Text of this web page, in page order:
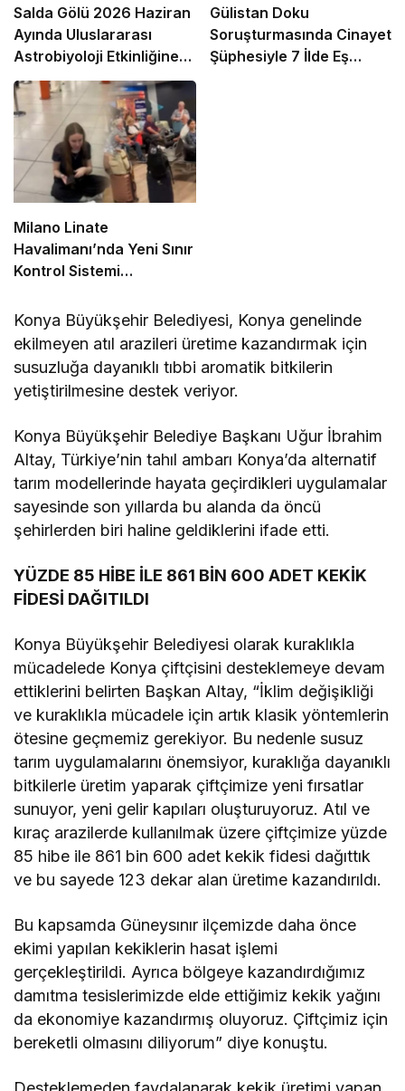
Salda Gölü 2026 Haziran
Ayında Uluslararası
Astrobiyoloji Etkinliğine
Ev Sahipliği Yapacak
Gülistan Doku
Soruşturmasında Cinayet
Şüphesiyle 7 İlde Eş
Milano Linate
Havalimanı’nda Yeni Sınır
Kontrol Sistemi
Konya Büyükşehir Belediyesi, Konya genelinde
ekilmeyen atıl arazileri üretime kazandırmak için
susuzluğa dayanıklı tıbbi aromatik bitkilerin
yetiştirilmesine destek veriyor.
Konya Büyükşehir Belediye Başkanı Uğur İbrahim
Altay, Türkiye’nin tahıl ambarı Konya’da alternatif
tarım modellerinde hayata geçirdikleri uygulamalar
sayesinde son yıllarda bu alanda da öncü
şehirlerden biri haline geldiklerini ifade etti.
YÜZDE 85 HİBE İLE 861 BİN 600 ADET KEKİK
FİDESİ DAĞITILDI
Konya Büyükşehir Belediyesi olarak kuraklıkla
mücadelede Konya çiftçisini desteklemeye devam
ettiklerini belirten Başkan Altay, “İklim değişikliği
ve kuraklıkla mücadele için artık klasik yöntemlerin
ötesine geçmemiz gerekiyor. Bu nedenle susuz
tarım uygulamalarını önemsiyor, kuraklığa dayanıklı
bitkilerle üretim yaparak çiftçimize yeni fırsatlar
sunuyor, yeni gelir kapıları oluşturuyoruz. Atıl ve
kıraç arazilerde kullanılmak üzere çiftçimize yüzde
85 hibe ile 861 bin 600 adet kekik fidesi dağıttık
ve bu sayede 123 dekar alan üretime kazandırıldı.
Bu kapsamda Güneysınır ilçemizde daha önce
ekimi yapılan kekiklerin hasat işlemi
gerçekleştirildi. Ayrıca bölgeye kazandırdığımız
damıtma tesislerimizde elde ettiğimiz kekik yağını
da ekonomiye kazandırmış oluyoruz. Çiftçimiz için
bereketli olmasını diliyorum” diye konuştu.